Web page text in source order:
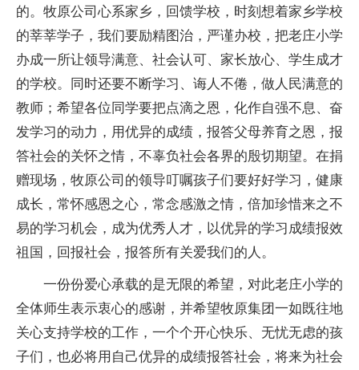
的。牧原公司心系家乡，回馈学校，时刻想着家乡学校
的莘莘学子，我们要励精图治，严谨办校，把老庄小学
办成一所让领导满意、社会认可、家长放心、学生成才
的学校。同时还要不断学习、诲人不倦，做人民满意的
教师；希望各位同学要把点滴之恩，化作自强不息、奋
发学习的动力，用优异的成绩，报答父母养育之恩，报
答社会的关怀之情，不辜负社会各界的殷切期望。在捐
赠现场，牧原公司的领导叮嘱孩子们要好好学习，健康
成长，常怀感恩之心，常念感激之情，倍加珍惜来之不
易的学习机会，成为优秀人才，以优异的学习成绩报效
祖国，回报社会，报答所有关爱我们的人。
一份份爱心承载的是无限的希望，对此老庄小学的
全体师生表示衷心的感谢，并希望牧原集团一如既往地
关心支持学校的工作，一个个开心快乐、无忧无虑的孩
子们，也必将用自己优异的成绩报答社会，将来为社会